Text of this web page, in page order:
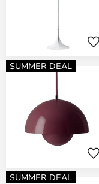
SUMMER DEAL
SUMMER DEAL